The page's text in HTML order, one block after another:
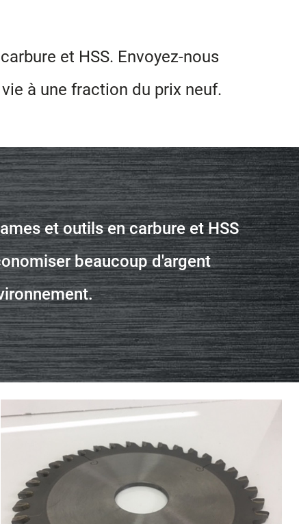
et HSS. Envoyez-nous
à une fraction du prix neuf.
et outils en carbure et HSS
beaucoup d'argent